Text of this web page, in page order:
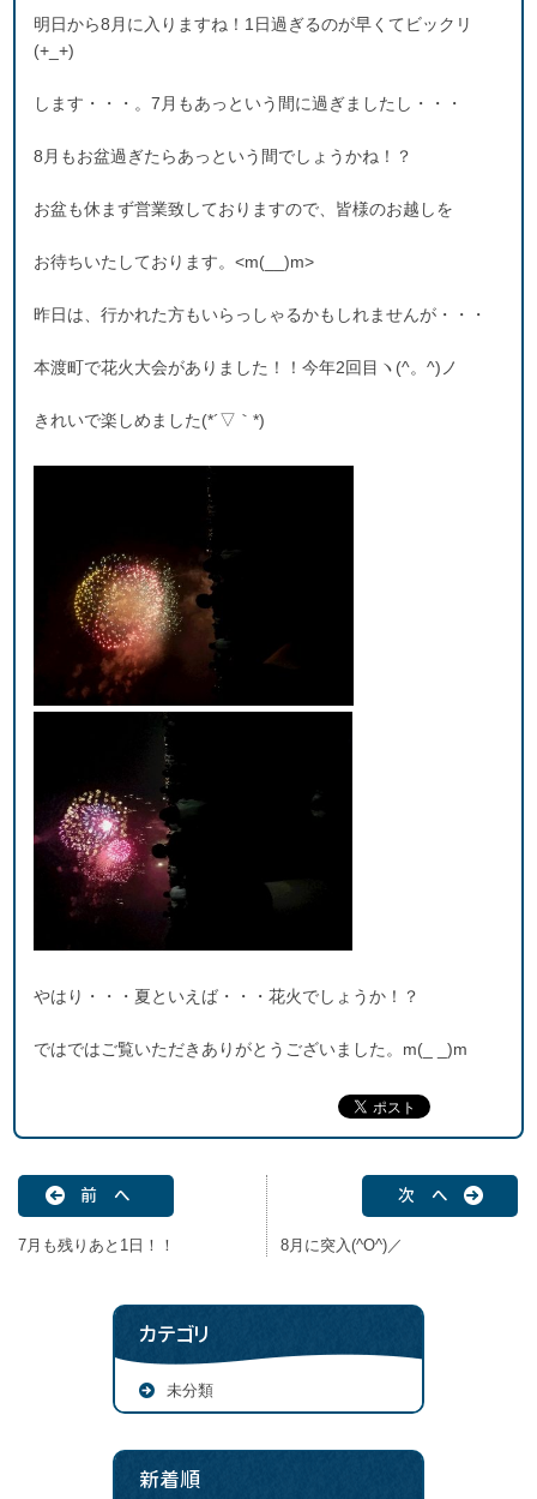
明日から8月に入りますね！1日過ぎるのが早くてビックリ
(+_+)
します・・・。7月もあっという間に過ぎましたし・・・
8月もお盆過ぎたらあっという間でしょうかね！？
お盆も休まず営業致しておりますので、皆様のお越しを
お待ちいたしております。<m(__)m>
昨日は、行かれた方もいらっしゃるかもしれませんが・・・
本渡町で花火大会がありました！！今年2回目ヽ(^。^)ノ
きれいで楽しめました(*´▽｀*)
やはり・・・夏といえば・・・花火でしょうか！？
ではではご覧いただきありがとうございました。m(_ _)m
前 へ
7月も残りあと1日！！
次 へ
8月に突入(^O^)／
カテゴリ
未分類
新着順